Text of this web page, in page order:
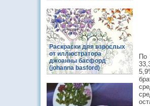
Раскраски для взрослых
от иллюстратора
джоанны басфорд
(johanna basford)
По